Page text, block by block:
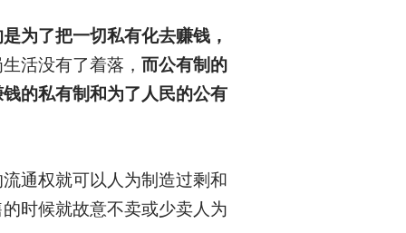
为了把一切私有化去赚钱，
活没有了着落， 而公有制的
的私有制和为了人民的公有
通权就可以人为制造过剩和
时候就故意不卖或少卖人为